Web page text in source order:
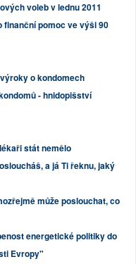
voleb v lednu 2011
finanční pomoc ve výši 90
o kondomech
- hnidopišství
stát nemělo
a já Ti řeknu, jaký
může poslouchat, co
energetické politiky do
Evropy"